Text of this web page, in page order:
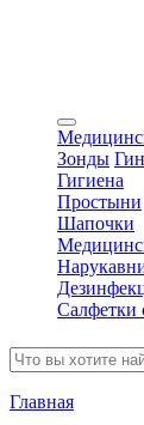
Зонды
Гигиена
Простыни
Шапочки
Салфетки
Главная